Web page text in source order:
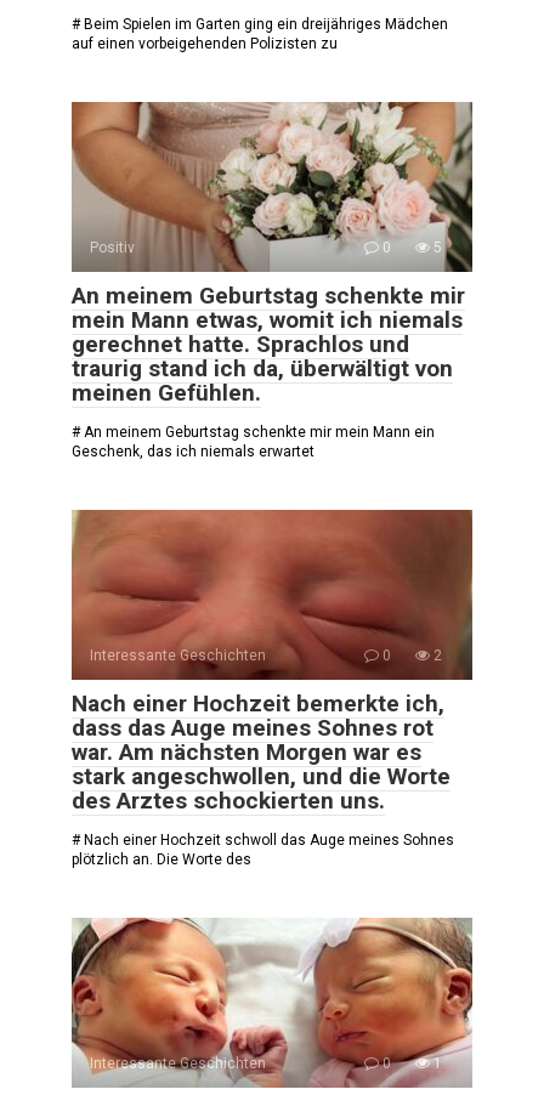
# Beim Spielen im Garten ging ein dreijähriges Mädchen
auf einen vorbeigehenden Polizisten zu
Positiv 0 5
An meinem Geburtstag schenkte mir
mein Mann etwas, womit ich niemals
gerechnet hatte. Sprachlos und
traurig stand ich da, überwältigt von
meinen Gefühlen.
# An meinem Geburtstag schenkte mir mein Mann ein
Geschenk, das ich niemals erwartet
Interessante Geschichten 0 2
Nach einer Hochzeit bemerkte ich,
dass das Auge meines Sohnes rot
war. Am nächsten Morgen war es
stark angeschwollen, und die Worte
des Arztes schockierten uns.
# Nach einer Hochzeit schwoll das Auge meines Sohnes
plötzlich an. Die Worte des
Interessante Geschichten 0 1